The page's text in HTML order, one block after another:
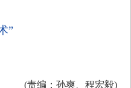
”
(责编：孙爽、程宏毅)